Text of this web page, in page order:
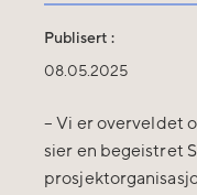
Publisert :
08.05.2025
– Vi er overveldet
sier en begeistret